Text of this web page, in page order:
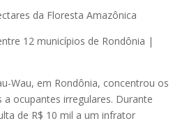
da Floresta Amazônica
12 municípios de Rondônia |
Wau, em Rondônia, concentrou os
ocupantes irregulares. Durante
de R$ 10 mil a um infrator